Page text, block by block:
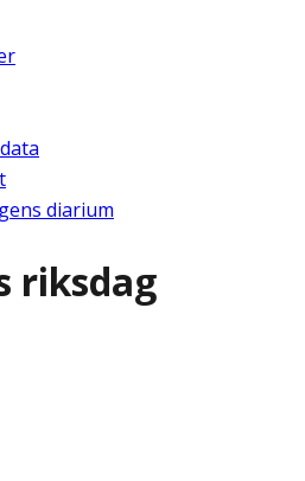
diarium
riksdag